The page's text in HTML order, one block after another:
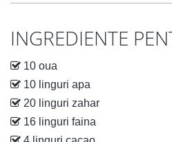
INGREDIENTE
10 oua
10 linguri apa
20 linguri zahar
16 linguri faina